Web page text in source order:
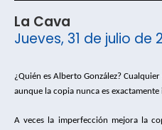
La Cava
Jueves, 31 de julio de
¿Quién es Alberto González?
aunque la copia nunca es
A veces la imperfección mejora la